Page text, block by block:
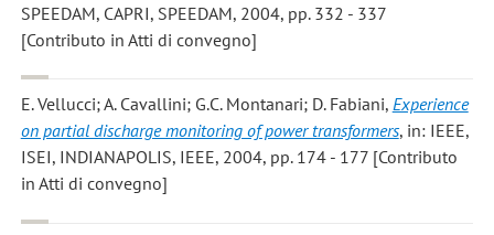
SPEEDAM, CAPRI, SPEEDAM, 2004, pp. 332 - 337
[Contributo in Atti di convegno]
E. Vellucci; A. Cavallini; G.C. Montanari; D. Fabiani, Experience
on partial discharge monitoring of power transformers, in: IEEE,
ISEI, INDIANAPOLIS, IEEE, 2004, pp. 174 - 177 [Contributo
in Atti di convegno]